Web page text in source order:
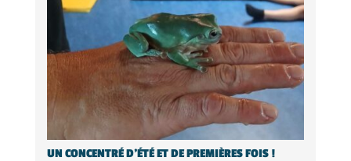
UN CONCENTRÉ D’ÉTÉ ET DE PREMIÈRES FOIS !